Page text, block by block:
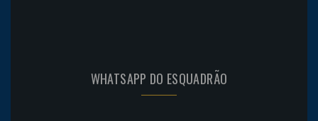
WHATSAPP DO ESQUADRÃO